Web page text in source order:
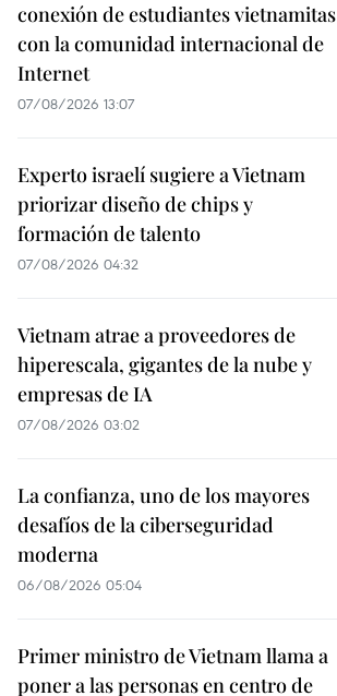
conexión de estudiantes vietnamitas
con la comunidad internacional de
Internet
07/08/2026 13:07
Experto israelí sugiere a Vietnam
priorizar diseño de chips y
formación de talento
07/08/2026 04:32
Vietnam atrae a proveedores de
hiperescala, gigantes de la nube y
empresas de IA
07/08/2026 03:02
La confianza, uno de los mayores
desafíos de la ciberseguridad
moderna
06/08/2026 05:04
Primer ministro de Vietnam llama a
poner a las personas en centro de